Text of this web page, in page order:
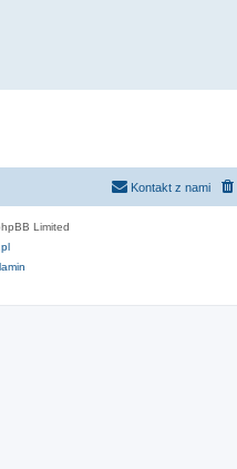
Kontakt z nami
Limited